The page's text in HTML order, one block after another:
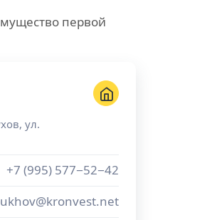
первой
, ул.
+7 (995) 577−52−42